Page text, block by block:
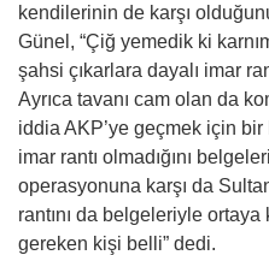
kendilerinin de karşı
Günel, “Çiğ yemedik ki
şahsi çıkarlara dayalı imar
Ayrıca tavanı cam olan da
iddia AKP’ye geçmek için bir
imar rantı olmadığını
operasyonuna karşı da
rantını da belgeleriyle
gereken kişi belli” dedi.